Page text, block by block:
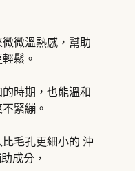
微溫熱感，幫助
鬆。
時期，也能溫和
緊繃。
毛孔更細小的 沖
成分，